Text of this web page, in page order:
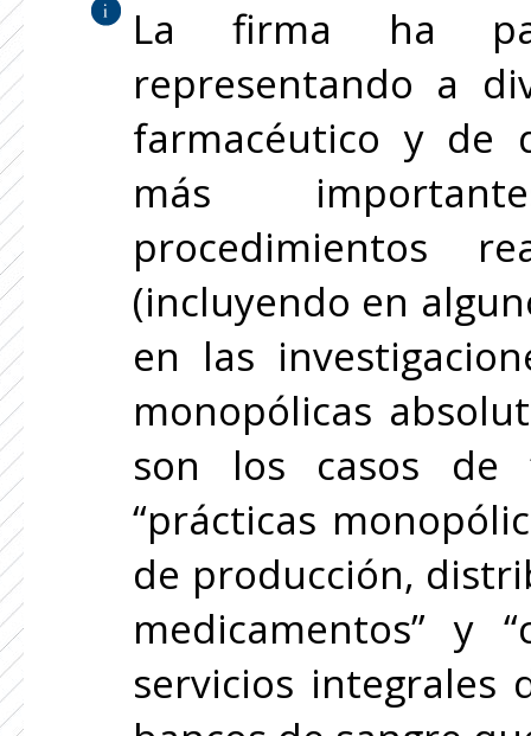
La firma ha
representando a
farmacéutico y de
más
procedimientos
(incluyendo en
en las
monopólicas
son los casos de
“prácticas
de producción,
medicamentos” y
servicios integrales